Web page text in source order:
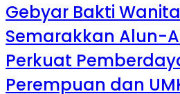
Gebyar Bakti
Semarakkan Alun-
Perkuat
Perempuan dan